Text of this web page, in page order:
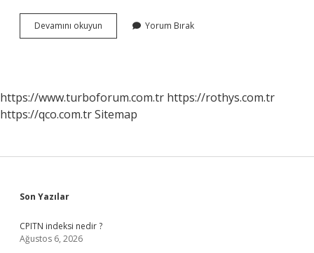
Devamını okuyun
Bota
Yorum Bırak
https://www.turboforum.com.tr https://rothys.com.tr
https://qco.com.trSitemap
Sidebar
Son Yazılar
CPITN indeksi nedir ?
Ağustos 6, 2026